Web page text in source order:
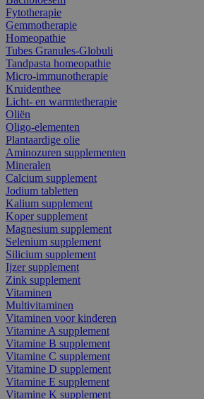
Fytotherapie
Gemmotherapie
Homeopathie
Tubes Granules-Globuli
Tandpasta homeopathie
Micro-immunotherapie
Kruidenthee
Licht- en warmtetherapie
Oliën
Oligo-elementen
Plantaardige olie
Aminozuren supplementen
Mineralen
Calcium supplement
Jodium tabletten
Kalium supplement
Koper supplement
Magnesium supplement
Selenium supplement
Silicium supplement
Ijzer supplement
Zink supplement
Vitaminen
Multivitaminen
Vitaminen voor kinderen
Vitamine A supplement
Vitamine B supplement
Vitamine C supplement
Vitamine D supplement
Vitamine E supplement
Vitamine K supplement